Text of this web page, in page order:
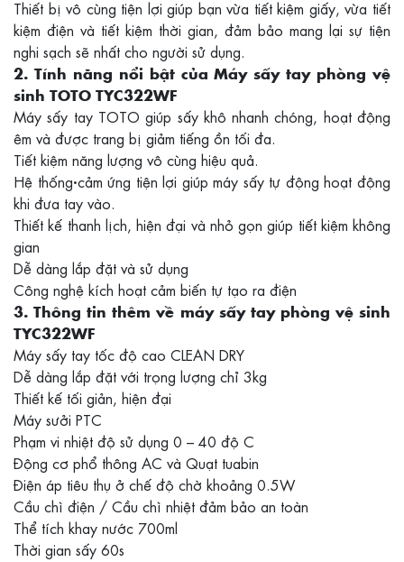
Thiết bị vô cùng tiện lợi giúp bạn vừa tiết kiệm giấy, vừa tiết
kiệm điện và tiết kiệm thời gian, đảm bảo mang lại sự tiện
nghi sạch sẽ nhất cho người sử dụng.
2. Tính năng nổi bật của Máy sấy tay phòng vệ
sinh TOTO TYC322WF
Máy sấy tay TOTO giúp sấy khô nhanh chóng, hoạt động
êm và được trang bị giảm tiếng ồn tối đa.
Tiết kiệm năng lượng vô cùng hiệu quả.
Hệ thống·cảm ứng tiện lợi giúp máy sấy tự động hoạt động
khi đưa tay vào.
Thiết kế thanh lịch, hiện đại và nhỏ gọn giúp tiết kiệm không
gian
Dễ dàng lắp đặt và sử dụng
Công nghệ kích hoạt cảm biến tự tạo ra điện
3. Thông tin thêm về máy sấy tay phòng vệ sinh
TYC322WF
Máy sấy tay tốc độ cao CLEAN DRY
Dễ dàng lắp đặt với trọng lượng chỉ 3kg
Thiết kế tối giản, hiện đại
Máy sưởi PTC
Phạm vi nhiệt độ sử dụng 0 – 40 độ C
Động cơ phổ thông AC và Quạt tuabin
Điện áp tiêu thụ ở chế độ chờ khoảng 0.5W
Cầu chì điện / Cầu chì nhiệt đảm bảo an toàn
Thể tích khay nước 700ml
Thời gian sấy 60s